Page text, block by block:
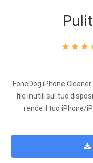
FoneDog iPhone
file inutili sul tuo
rende il tuo iPhone/